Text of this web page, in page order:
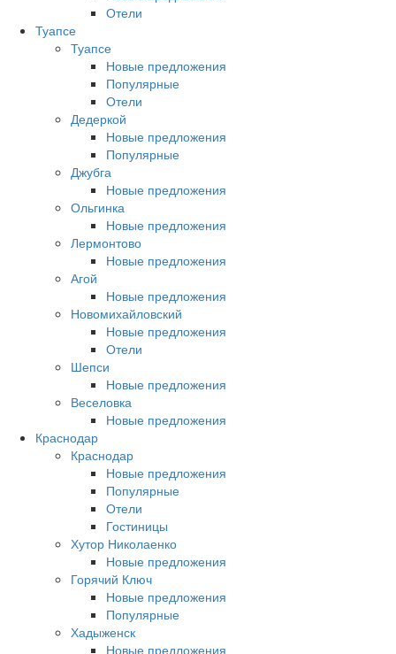
Отели
Туапсе
Туапсе
Новые предложения
Популярные
Отели
Дедеркой
Новые предложения
Популярные
Джубга
Новые предложения
Ольгинка
Новые предложения
Лермонтово
Новые предложения
Агой
Новые предложения
Новомихайловский
Новые предложения
Отели
Шепси
Новые предложения
Веселовка
Новые предложения
Краснодар
Краснодар
Новые предложения
Популярные
Отели
Гостиницы
Хутор Николаенко
Новые предложения
Горячий Ключ
Новые предложения
Популярные
Хадыженск
Новые предложения